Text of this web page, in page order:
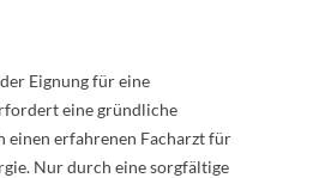
Eignung für eine
eine gründliche
einen erfahrenen Facharzt für
Nur durch eine sorgfältige